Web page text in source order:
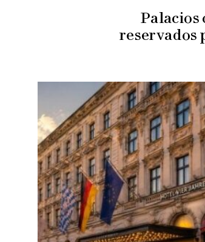
Palacios
reservados